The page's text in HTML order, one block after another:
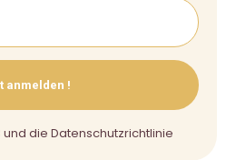
anmelden !
die Datenschutzrichtlinie